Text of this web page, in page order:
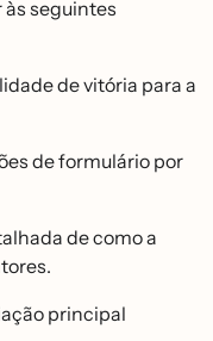
seguintes
de vitória para a
de formulário por
de como a
principal